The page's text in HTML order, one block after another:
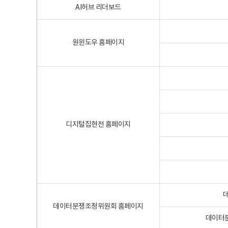
AI허브 리더보드
원윈도우 홈페이지
디지털집현전 홈페이지
데이터분쟁조정위원회 홈페이지
데이터